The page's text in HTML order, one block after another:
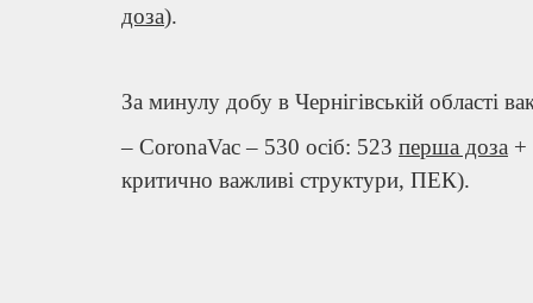
доза).
За минулу добу в Чернігівській області
– CoronaVac – 530 осіб: 523 перша доза +
критично важливі структури, ПЕК).